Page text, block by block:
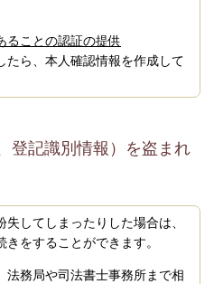
ることの認証の提供
たら、本人確認情報を作成して
登記識別情報）を盗まれ
してしまったりした場合は、
をすることができます。
法務局や司法書士事務所まで相